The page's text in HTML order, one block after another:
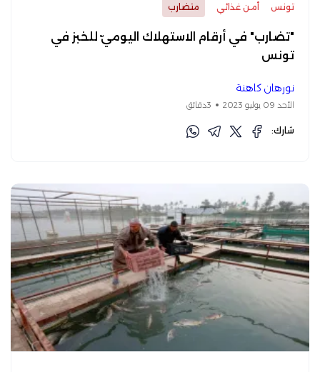
تونس أمن غذائي متضارب
"تضارب" في أرقام الاستهلاك اليوميّ للخبز في
تونس
نورهان كاهنة
الأحد 09 يوليو 2023 3دقائق
شارك: